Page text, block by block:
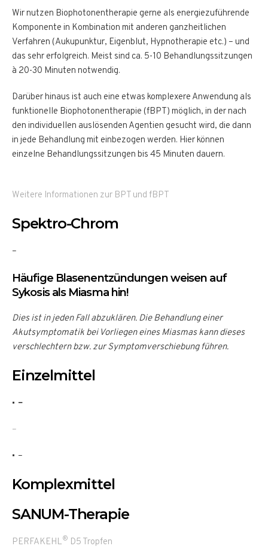
Wir nutzen Biophotonentherapie gerne als energiezuführende
Komponente in Kombination mit anderen ganzheitlichen
Verfahren (Aukupunktur, Eigenblut, Hypnotherapie etc.) – und
das sehr erfolgreich. Meist sind ca. 5-10 Behandlungssitzungen
à 20-30 Minuten notwendig.
Darüber hinaus ist auch eine etwas komplexere Anwendung als
funktionelle Biophotonentherapie (fBPT) möglich, in der nach
den individuellen auslösenden Agentien gesucht wird, die dann
in jede Behandlung mit einbezogen werden. Hier können
einzelne Behandlungssitzungen bis 45 Minuten dauern.
Weitere Informationen zur BPT und fBPT
Spektro-Chrom
–
Häufige Blasenentzündungen weisen auf
Sykosis als Miasma hin!
Dies ist in jeden Fall abzuklären. Die Behandlung einer
Akutsymptomatik bei Vorliegen eines Miasmas kann dieses
verschlechtern bzw. zur Symptomverschiebung führen.
Einzelmittel
–
–
–
Komplexmittel
SANUM-Therapie
PERFAKEHL® D5 Tropfen